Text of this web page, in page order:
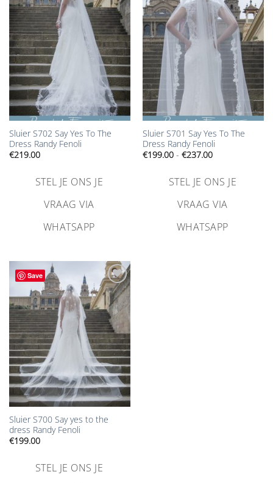
Aan
verlanglijst
toevoegen
Sluier S702 Say Yes To The
Dress Randy Fenoli
€219.00
STEL JE ONS JE
VRAAG VIA
WHATSAPP
Aan
verlanglijst
toevoegen
Sluier S701 Say Yes To The
Dress Randy Fenoli
€199.00 - €237.00Prijsklasse:
€237.00
STEL JE ONS JE
VRAAG VIA
WHATSAPP
Save
Aan
verlanglijst
toevoegen
Sluier S700 Say yes to the
dress Randy Fenoli
€199.00
STEL JE ONS JE